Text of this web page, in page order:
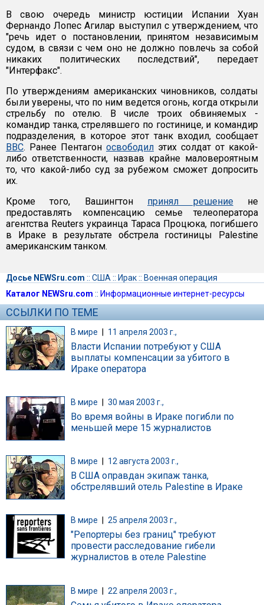
В свою очередь министр юстиции Испании Хуан
Фернандо Лопес Агилар выступил с утверждением, что
"речь идет о постановлении, принятом независимым
судом, в связи с чем оно не должно повлечь за собой
никаких политических последствий", передает
"Интерфакс".
По утверждениям американских чиновников, солдаты
были уверены, что по ним ведется огонь, когда открыли
стрельбу по отелю. В числе троих обвиняемых -
командир танка, стрелявшего по гостинице, и командир
подразделения, в которое этот танк входил, сообщает
BBC. Ранее Пентагон освободил этих солдат от какой-
либо ответственности, назвав крайне маловероятным
то, что какой-либо суд за рубежом сможет допросить
их.
Кроме того, Вашингтон принял решениене
предоставлять компенсацию семье телеоператора
агентства Reuters украинца Тараса Процюка, погибшего
в Ираке в результате обстрела гостиницы Palestine
американским танком.
Досье NEWSru.com :: США :: Ирак:: Военная операция
Каталог NEWSru.com :: Информационные интернет-ресурсы
ССЫЛКИ ПО ТЕМЕ
В мире | 11 апреля 2003 г.,
Власти Испании потребуют у США
выплаты компенсации за убитого в
Ираке оператора
В мире 30 мая 2003 г.,
Во время войны в Ираке погибли по
меньшей мере 15 журналистов
В мире 12 августа 2003 г.,
В США оправдан экипаж танка,
обстрелявший отель Palestine в Ираке
В мире 25 апреля 2003 г.,
"Репортеры без границ" требуют
провести расследование гибели
журналистов в отеле Palestine
В мире | 22 апреля 2003 г.,